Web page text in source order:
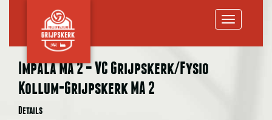
Impala MA 2 – VC Grijpskerk/Fysio
Kollum-Grijpskerk MA 2
Details